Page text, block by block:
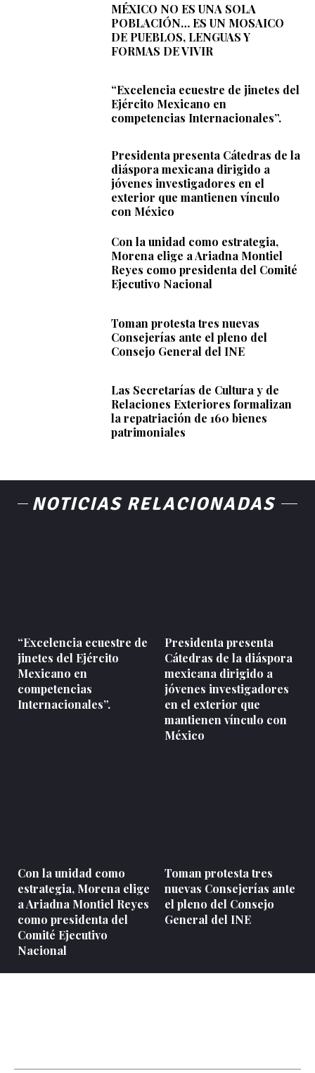
MÉXICO NO ES UNA SOLA
POBLACIÓN… ES UN MOSAICO
DE PUEBLOS, LENGUAS Y
FORMAS DE VIVIR
“Excelencia ecuestre de jinetes del
Ejército Mexicano en
competencias Internacionales”.
Presidenta presenta Cátedras de la
diáspora mexicana dirigido a
jóvenes investigadores en el
exterior que mantienen vínculo
con México
Con la unidad como estrategia,
Morena elige a Ariadna Montiel
Reyes como presidenta del Comité
Ejecutivo Nacional
Toman protesta tres nuevas
Consejerías ante el pleno del
Consejo General del INE
Las Secretarías de Cultura y de
Relaciones Exteriores formalizan
la repatriación de 160 bienes
patrimoniales
NOTICIAS RELACIONADAS
“Excelencia ecuestre de
jinetes del Ejército
Mexicano en
competencias
Internacionales”.
Presidenta presenta
Cátedras de la diáspora
mexicana dirigido a
jóvenes investigadores
en el exterior que
mantienen vínculo con
México
Con la unidad como
estrategia, Morena elige
a Ariadna Montiel Reyes
como presidenta del
Comité Ejecutivo
Nacional
Toman protesta tres
nuevas Consejerías ante
el pleno del Consejo
General del INE